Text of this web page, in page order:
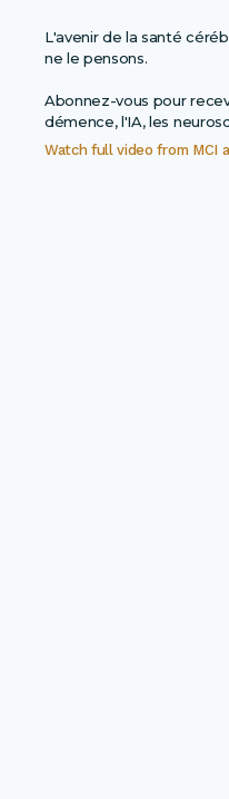
L'avenir de la santé
ne le pensons.
Abonnez-vous pour
démence, l'IA, les
Watch full video from MCI